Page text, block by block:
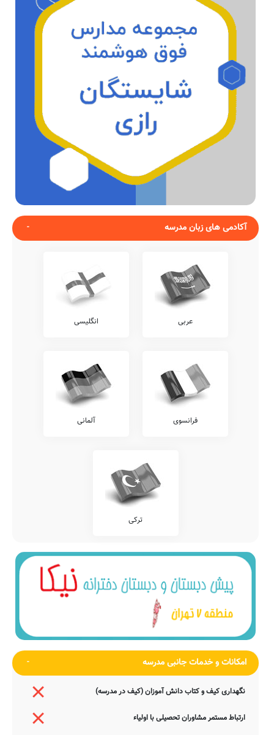
آکادمی های زبان مدرسه
عربی انگلیسی
فرانسوی آلمانی
ترکی
امکانات و خدمات جانبی مدرسه
نگهداری کیف و کتاب دانش آموزان (کیف در مدرسه)
ارتباط مستمر مشاوران تحصیلی با اولیاء